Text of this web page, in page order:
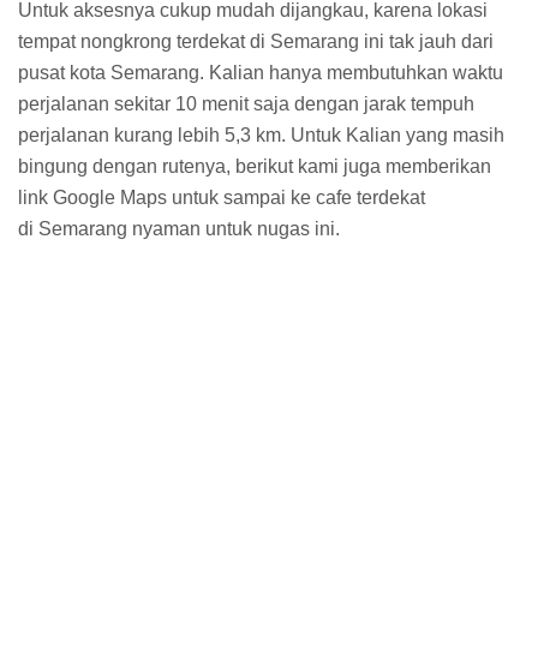
Untuk aksesnya cukup mudah dijangkau, karena lokasi
tempat nongkrong terdekat di Semarang ini tak jauh dari
pusat kota Semarang. Kalian hanya membutuhkan waktu
perjalanan sekitar 10 menit saja dengan jarak tempuh
perjalanan kurang lebih 5,3 km. Untuk Kalian yang masih
bingung dengan rutenya, berikut kami juga memberikan
link Google Maps untuk sampai ke cafe terdekat
di Semarang nyaman untuk nugas ini.